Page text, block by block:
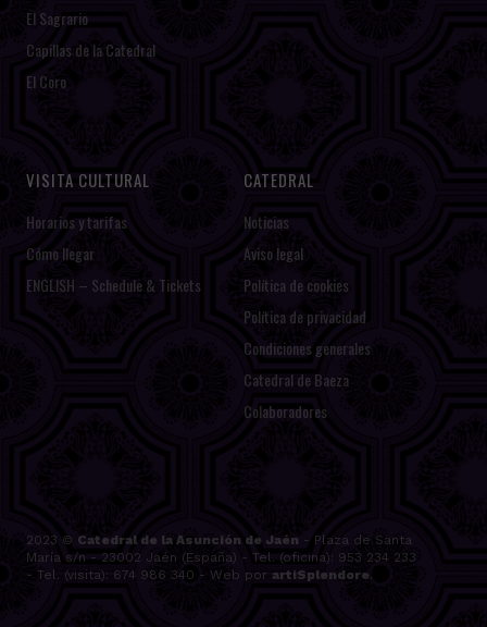
El Sagrario
Capillas de la Catedral
El Coro
VISITA CULTURAL
Horarios y tarifas
Cómo llegar
ENGLISH – Schedule & Tickets
CATEDRAL
Noticias
Aviso legal
Política de cookies
Política de privacidad
Condiciones generales
Catedral de Baeza
Colaboradores
2023 © Catedral de la Asunción de Jaén - Plaza de Santa
María s/n - 23002 Jaén (España) - Tel. (oficina): 953 234 233
- Tel. (visita): 674 986 340 - Web por artiSplendore